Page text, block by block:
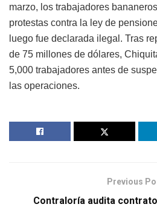
marzo, los trabajadores
protestas contra la ley de
luego fue declarada ilegal. Tras
de 75 millones de dólares,
5,000 trabajadores antes de
las operaciones.
Previous
Contraloría audita